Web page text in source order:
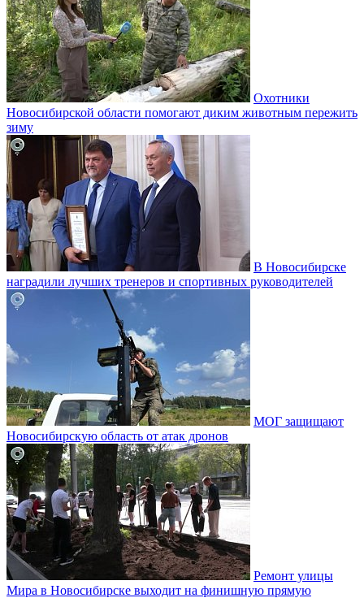
Охотники
Новосибирской области помогают диким животным пережить
зиму
В Новосибирске
наградили лучших тренеров и спортивных руководителей
МОГ защищают
Новосибирскую область от атак дронов
Ремонт улицы
Мира в Новосибирске выходит на финишную прямую